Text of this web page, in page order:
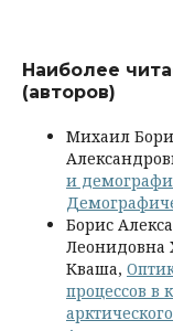
Наиболее
(авторов)
Михаил
и
Борис
Леонидовна
Кваша,
процессов в